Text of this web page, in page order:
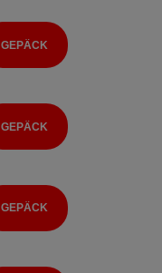
GEPÄCK
GEPÄCK
GEPÄCK